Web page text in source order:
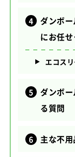
ダンボ
にお任
エコス
ダンボ
る質問
主な不